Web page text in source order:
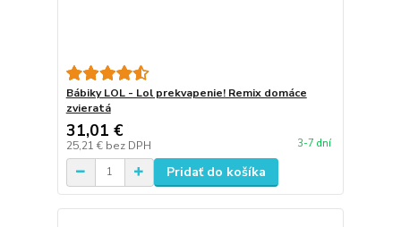
Bábiky LOL - Lol prekvapenie! Remix domáce
zvieratá
31,01 €
25,21 € bez DPH 3-7 dní
Pridať do košíka